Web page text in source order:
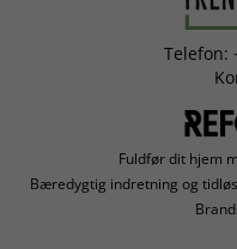
Telefon:
Fuldfør dit hjem
Bæredygtig indretning og